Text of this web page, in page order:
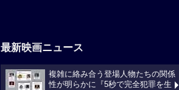
最新映画ニュース
複雑に絡み合う登場人物たちの関係
性が明らかに『5秒で完全犯罪を生